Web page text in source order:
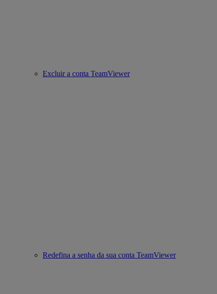
Excluir a conta TeamViewer
Redefina a senha da sua conta TeamViewer